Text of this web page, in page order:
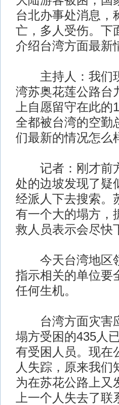
台北办事处消息，
亡，多人受伤。下
介绍台湾方面最新
主持人：我们现
湾苏奥花莲公路台
上自愿留守在此
全都被台湾的空勤
们最新的情况怎么
记者：刚才前方
处的边坡发现了疑
经派人下去搜索。
有一个大的塌方，
救人员表示会尽快
今天台湾地区领
指示相关的单位要
任何生机。
台湾方面灾害应
塌方受困的435人
有受困人员。现在
人失踪，原来我们
为在苏花公路上又
上一个人失去了